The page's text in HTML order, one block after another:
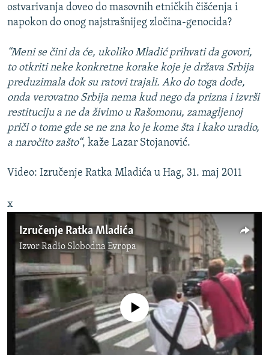
ostvarivanja doveo do masovnih etničkih čišćenja i
napokon do onog najstrašnijeg zločina-genocida?
“Meni se čini da će, ukoliko Mladić prihvati da govori,
to otkriti neke konkretne korake koje je država Srbija
preduzimala dok su ratovi trajali. Ako do toga dođe,
onda verovatno Srbija nema kud nego da prizna i izvrši
restituciju a ne da živimo u Rašomonu, zamagljenoj
priči o tome gde se ne zna ko je kome šta i kako uradio,
a naročito zašto“, kaže Lazar Stojanović.
Video: Izručenje Ratka Mladića u Hag, 31. maj 2011
x
Izručenje Ratka Mladića
IzvorRadio Slobodna Evropa
No media source currently available